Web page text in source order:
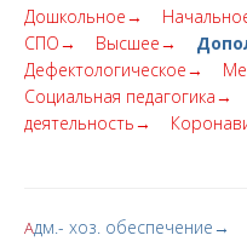
Дошкольное→
СПО→
Высшее→
Дефектологическое→
Социальная педагогика→
деятельность→
Адм.- хоз. обеспечение→